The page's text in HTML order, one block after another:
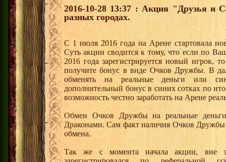
2016-10-28 13:37 : Акция "Друзья и
разных городах.
С 1 июля 2016 года на Арене стартовала
Суть акции сводится к тому, что если по
2016 года зарегистрируется новый
получите бонус в виде Очков Дружбы. В
обменять на реальные деньги или
дополнительный бонус в синих сотках по
возможность честно заработать на Арене
Обмен Очков Дружбы на реальные деньги
Драконами. Сам факт наличия Очков Дружбы
обмена.
Так же с момента начала акции, вне